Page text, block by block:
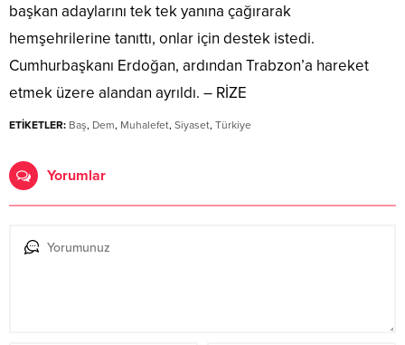
başkan adaylarını tek tek yanına çağırarak
hemşehrilerine tanıttı, onlar için destek istedi.
Cumhurbaşkanı Erdoğan, ardından Trabzon’a hareket
etmek üzere alandan ayrıldı. – RİZE
ETİKETLER: Baş, Dem, Muhalefet, Siyaset, Türkiye
Yorumlar